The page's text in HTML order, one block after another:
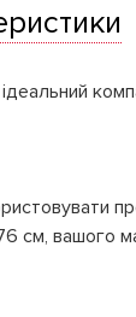
см, вашого